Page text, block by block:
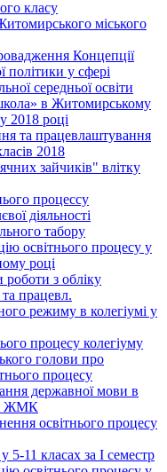
класу
міського
Концепції
політики у сфері
середньої освіти
в Житомирському
2018 році
та працевлаштування
2018
зайчиків" влітку
процессу
діяльності
табору
освітнього процесу у
році
з обліку
працевл.
режиму в колегіумі у
процесу колегіуму
голови про
процесу
державної мови в
ЖМК
освітнього процесу
5-11 класах за І семестр